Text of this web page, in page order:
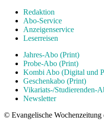
Redaktion
Abo-Service
Anzeigenservice
Leserreisen
Jahres-Abo (Print)
Probe-Abo (Print)
Kombi Abo (Digital und
Geschenkabo (Print)
Vikariats-/Studierenden-
Newsletter
© Evangelische